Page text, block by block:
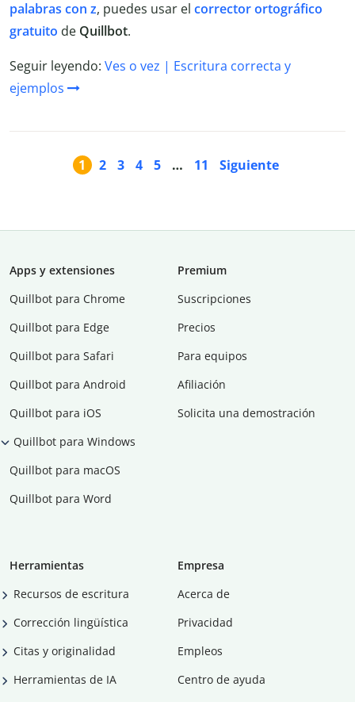
palabras con z, puedes usar el corrector ortográfico
gratuito de Quillbot.
Seguir leyendo: Ves o vez | Escritura correcta y
ejemplos
1 2 3 4 5 … 11 Siguiente
Apps y extensiones
Quillbot para Chrome
Quillbot para Edge
Quillbot para Safari
Quillbot para Android
Quillbot para iOS
Quillbot para Windows
Quillbot para macOS
Quillbot para Word
Premium
Suscripciones
Precios
Para equipos
Afiliación
Solicita una demostración
Herramientas
Recursos de escritura
Corrección lingüística
Citas y originalidad
Herramientas de IA
Empresa
Acerca de
Privacidad
Empleos
Centro de ayuda